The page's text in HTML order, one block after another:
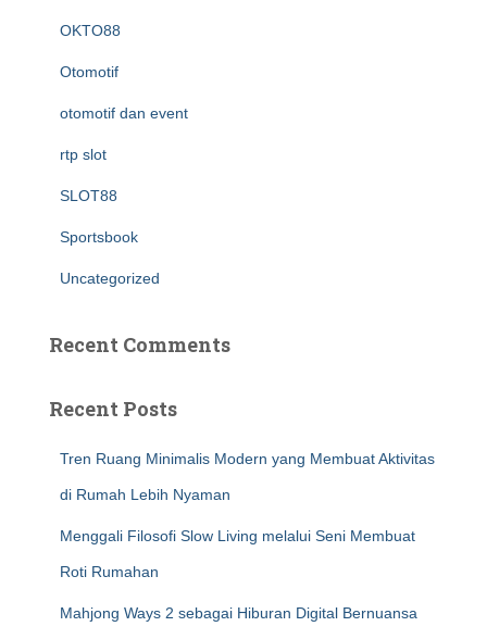
OKTO88
Otomotif
otomotif dan event
rtp slot
SLOT88
Sportsbook
Uncategorized
Recent Comments
Recent Posts
Tren Ruang Minimalis Modern yang Membuat Aktivitas
di Rumah Lebih Nyaman
Menggali Filosofi Slow Living melalui Seni Membuat
Roti Rumahan
Mahjong Ways 2 sebagai Hiburan Digital Bernuansa